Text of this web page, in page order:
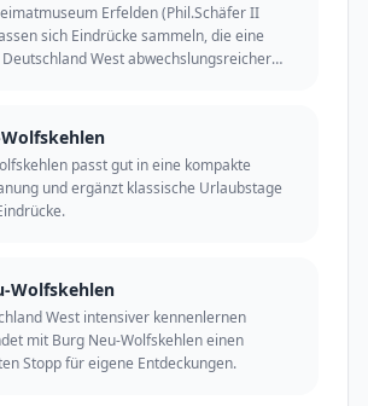
Erfelden (Phil.Schäfer II
sich Eindrücke sammeln, die eine
Deutschland West abwechslungsreicher
passt gut in eine kompakte
und ergänzt klassische Urlaubstage
Wolfskehlen
West intensiver kennenlernen
mit Burg Neu-Wolfskehlen einen
Stopp für eigene Entdeckungen.